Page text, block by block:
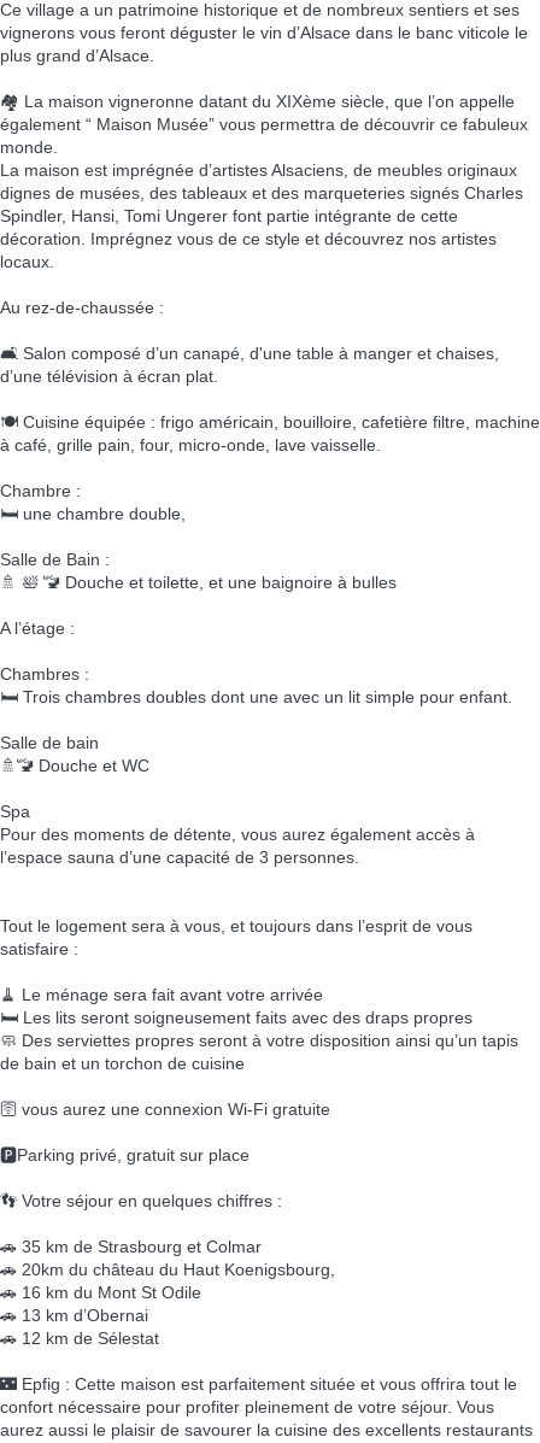
Ce village a un patrimoine historique et de nombreux sentiers et ses
vignerons vous feront déguster le vin d’Alsace dans le banc viticole le
plus grand d’Alsace.
🏘️ La maison vigneronne datant du XIXème siècle, que l’on appelle
également “ Maison Musée” vous permettra de découvrir ce fabuleux
monde.
La maison est imprégnée d’artistes Alsaciens, de meubles originaux
dignes de musées, des tableaux et des marqueteries signés Charles
Spindler, Hansi, Tomi Ungerer font partie intégrante de cette
décoration. Imprégnez vous de ce style et découvrez nos artistes
locaux.
Au rez-de-chaussée :
🛋️ Salon composé d’un canapé, d'une table à manger et chaises,
d’une télévision à écran plat.
🍽️ Cuisine équipée : frigo américain, bouilloire, cafetière filtre, machine
à café, grille pain, four, micro-onde, lave vaisselle.
Chambre :
🛏️ une chambre double,
Salle de Bain :
🚿 🛀 🚾 Douche et toilette, et une baignoire à bulles
A l’étage :
Chambres :
🛏️ Trois chambres doubles dont une avec un lit simple pour enfant.
Salle de bain
🚿🚾 Douche et WC
Spa
Pour des moments de détente, vous aurez également accès à
l’espace sauna d’une capacité de 3 personnes.
Tout le logement sera à vous, et toujours dans l’esprit de vous
satisfaire :
🧹 Le ménage sera fait avant votre arrivée
🛏️ Les lits seront soigneusement faits avec des draps propres
🧼 Des serviettes propres seront à votre disposition ainsi qu’un tapis
de bain et un torchon de cuisine
🛜 vous aurez une connexion Wi-Fi gratuite
🅿️Parking privé, gratuit sur place
👣 Votre séjour en quelques chiffres :
🚗 35 km de Strasbourg et Colmar
🚗 20km du château du Haut Koenigsbourg,
🚗 16 km du Mont St Odile
🚗 13 km d’Obernai
🚗 12 km de Sélestat
🌃 Epfig : Cette maison est parfaitement située et vous offrira tout le
confort nécessaire pour profiter pleinement de votre séjour. Vous
aurez aussi le plaisir de savourer la cuisine des excellents restaurants